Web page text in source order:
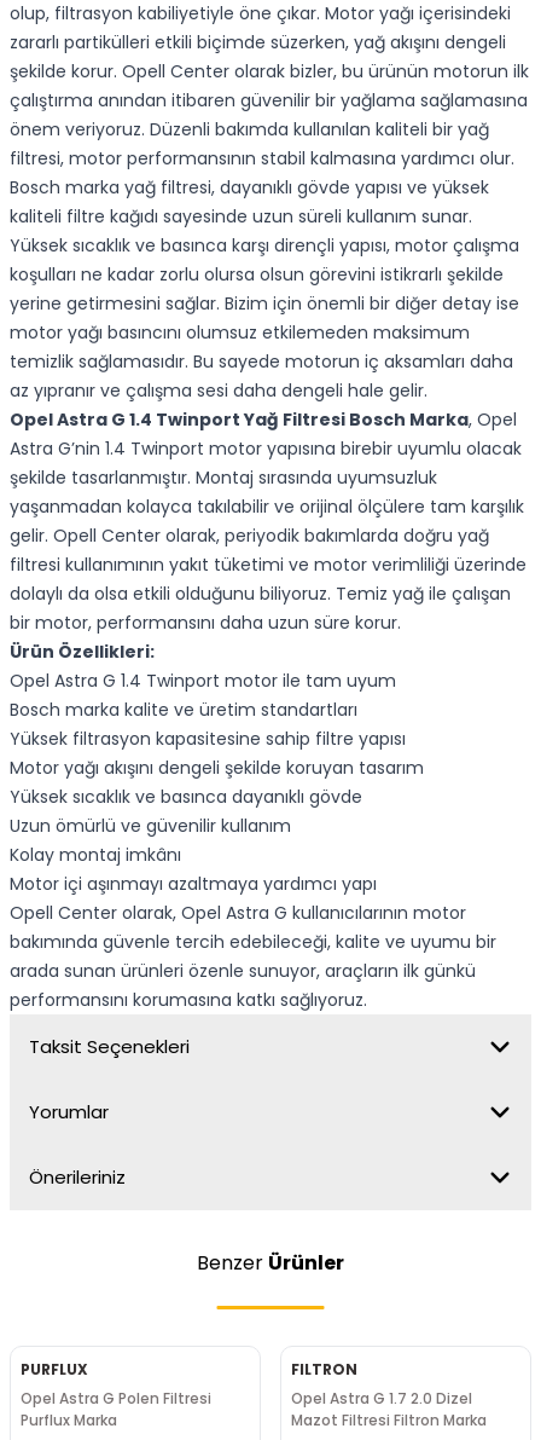
olup, filtrasyon kabiliyetiyle öne çıkar. Motor yağı içerisindeki
zararlı partikülleri etkili biçimde süzerken, yağ akışını dengeli
şekilde korur. Opell Center olarak bizler, bu ürünün motorun ilk
çalıştırma anından itibaren güvenilir bir yağlama sağlamasına
önem veriyoruz. Düzenli bakımda kullanılan kaliteli bir yağ
filtresi, motor performansının stabil kalmasına yardımcı olur.
Bosch marka yağ filtresi, dayanıklı gövde yapısı ve yüksek
kaliteli filtre kağıdı sayesinde uzun süreli kullanım sunar.
Yüksek sıcaklık ve basınca karşı dirençli yapısı, motor çalışma
koşulları ne kadar zorlu olursa olsun görevini istikrarlı şekilde
yerine getirmesini sağlar. Bizim için önemli bir diğer detay ise
motor yağı basıncını olumsuz etkilemeden maksimum
temizlik sağlamasıdır. Bu sayede motorun iç aksamları daha
az yıpranır ve çalışma sesi daha dengeli hale gelir.
Opel Astra G 1.4 Twinport Yağ Filtresi Bosch Marka, Opel
Astra G’nin 1.4 Twinport motor yapısına birebir uyumlu olacak
şekilde tasarlanmıştır. Montaj sırasında uyumsuzluk
yaşanmadan kolayca takılabilir ve orijinal ölçülere tam karşılık
gelir. Opell Center olarak, periyodik bakımlarda doğru yağ
filtresi kullanımının yakıt tüketimi ve motor verimliliği üzerinde
dolaylı da olsa etkili olduğunu biliyoruz. Temiz yağ ile çalışan
bir motor, performansını daha uzun süre korur.
Ürün Özellikleri:
Opel Astra G 1.4 Twinport motor ile tam uyum
Bosch marka kalite ve üretim standartları
Yüksek filtrasyon kapasitesine sahip filtre yapısı
Motor yağı akışını dengeli şekilde koruyan tasarım
Yüksek sıcaklık ve basınca dayanıklı gövde
Uzun ömürlü ve güvenilir kullanım
Kolay montaj imkânı
Motor içi aşınmayı azaltmaya yardımcı yapı
Opell Center olarak, Opel Astra G kullanıcılarının motor
bakımında güvenle tercih edebileceği, kalite ve uyumu bir
arada sunan ürünleri özenle sunuyor, araçların ilk günkü
performansını korumasına katkı sağlıyoruz.
Taksit Seçenekleri
Yorumlar
Önerileriniz
Benzer Ürünler
PURFLUX
Opel Astra G Polen Filtresi
Purflux Marka
FILTRON
Opel Astra G 1.7 2.0 Dizel
Mazot Filtresi Filtron Marka